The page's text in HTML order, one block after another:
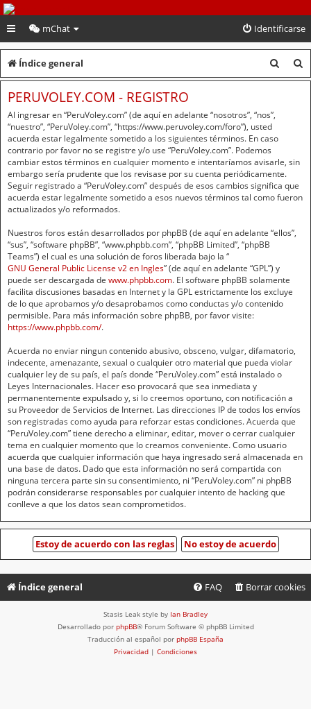
PeruVoley.com
mChat Identificarse
Índice general
u
u
r
PERUVOLEY.COM - REGISTRO
Al ingresar en “PeruVoley.com” (de aquí en adelante “nosotros”, “nos”,
“nuestro”, “PeruVoley.com”, “https://www.peruvoley.com/foro”), usted
acuerda estar legalmente sometido a los siguientes términos. En caso
contrario por favor no se registre y/o use “PeruVoley.com”. Podemos
cambiar estos términos en cualquier momento e intentaríamos avisarle, sin
embargo sería prudente que los revisase por su cuenta periódicamente.
Seguir registrado a “PeruVoley.com” después de esos cambios significa que
acuerda estar legalmente sometido a esos nuevos términos tal como fueron
actualizados y/o reformados.
Nuestros foros están desarrollados por phpBB (de aquí en adelante “ellos”,
“sus”, “software phpBB”, “www.phpbb.com”, “phpBB Limited”, “phpBB
Teams”) el cual es una solución de foros liberada bajo la “
GNU General Public License v2 en Ingles” (de aquí en adelante “GPL”) y
puede ser descargada de www.phpbb.com. El software phpBB solamente
facilita discusiones basadas en Internet y la GPL estrictamente los excluye
de lo que aprobamos y/o desaprobamos como conductas y/o contenido
permisible. Para más información sobre phpBB, por favor visite:
https://www.phpbb.com/.
Acuerda no enviar ningun contenido abusivo, obsceno, vulgar, difamatorio,
indecente, amenazante, sexual o cualquier otro material que pueda violar
cualquier ley de su país, el país donde “PeruVoley.com” está instalado o
Leyes Internacionales. Hacer eso provocará que sea inmediata y
permanentemente expulsado y, si lo creemos oportuno, con notificación a
su Proveedor de Servicios de Internet. Las direcciones IP de todos los envíos
son registradas como ayuda para reforzar estas condiciones. Acuerda que
“PeruVoley.com” tiene derecho a eliminar, editar, mover o cerrar cualquier
tema en cualquier momento que lo creamos conveniente. Como usuario
acuerda que cualquier información que haya ingresado será almacenada en
una base de datos. Dado que esta información no será compartida con
ninguna tercera parte sin su consentimiento, ni “PeruVoley.com” ni phpBB
podrán considerarse responsables por cualquier intento de hacking que
conlleve a que los datos sean comprometidos.
Índice general Borrar cookies
FAQ
Stasis Leak style by Ian Bradley
Desarrollado por phpBB® Forum Software © phpBB Limited
Traducción al español por phpBB España
Privacidad | Condiciones